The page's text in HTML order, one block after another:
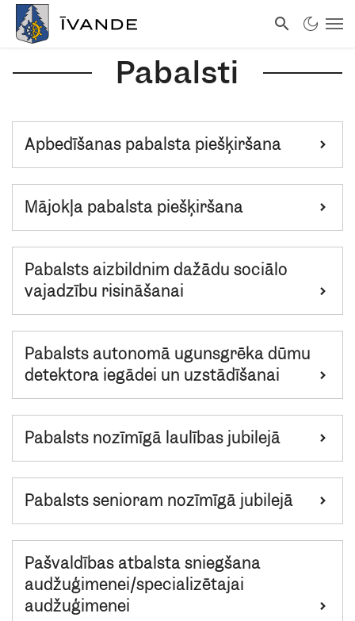
Pabalsti
Apbedīšanas pabalsta piešķiršana
Mājokļa pabalsta piešķiršana
Pabalsts aizbildnim dažādu sociālo
vajadzību risināšanai
Pabalsts autonomā ugunsgrēka dūmu
detektora iegādei un uzstādīšanai
Pabalsts nozīmīgā laulības jubilejā
Pabalsts senioram nozīmīgā jubilejā
Pašvaldības atbalsta sniegšana
audžuģimenei/specializētajai
audžuģimenei